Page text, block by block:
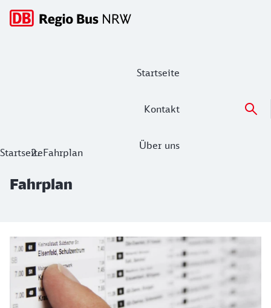
Startseite
Kontakt
Über uns
Hauptnavigation
Fahrplan
StartseiteFahrplan
Fahrplan